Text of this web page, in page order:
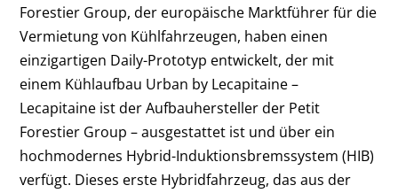
Forestier Group, der europäische Marktführer für die
Vermietung von Kühlfahrzeugen, haben einen
einzigartigen Daily-Prototyp entwickelt, der mit
einem Kühlaufbau Urban by Lecapitaine –
Lecapitaine ist der Aufbauhersteller der Petit
Forestier Group – ausgestattet ist und über ein
hochmodernes Hybrid-Induktionsbremssystem (HIB)
verfügt. Dieses erste Hybridfahrzeug, das aus der